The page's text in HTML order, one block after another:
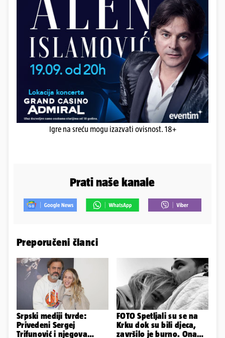
Igre na sreću mogu izazvati ovisnost. 18+
Prati naše kanale
Preporučeni članci
Srpski mediji tvrde:
Privedeni Sergej
Trifunović i njegova
FOTO Spetljali su se na
Krku dok su bili djeca,
završilo je burno. Ona